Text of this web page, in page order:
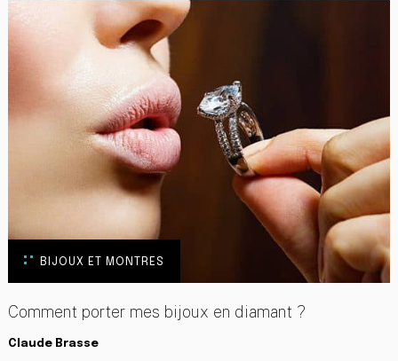
BIJOUX ET MONTRES
Comment porter mes bijoux en diamant ?
Claude Brasse